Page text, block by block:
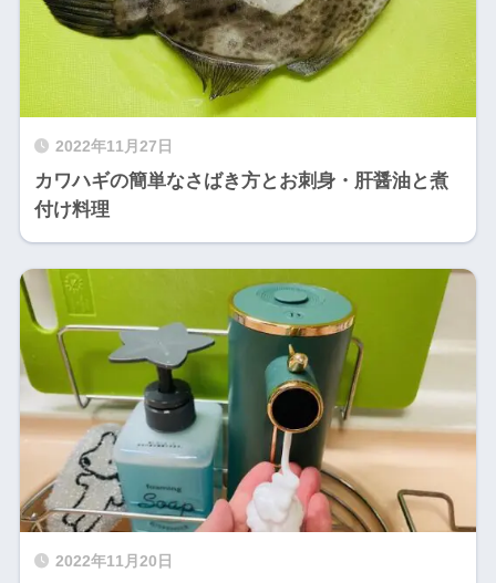
2022年11月27日
カワハギの簡単なさばき方とお刺身・肝醤油と煮
付け料理
2022年11月20日